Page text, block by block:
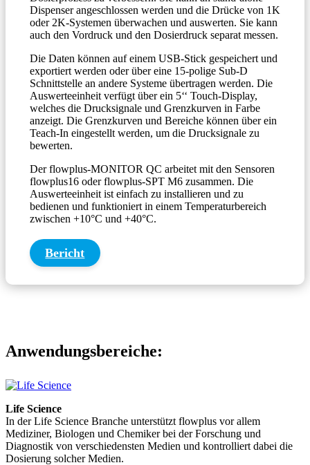
Dispenser angeschlossen werden und die Drücke von 1K
oder 2K-Systemen überwachen und auswerten. Sie kann
auch den Vordruck und den Dosierdruck separat messen.
Die Daten können auf einem USB-Stick gespeichert und
exportiert werden oder über eine 15-polige Sub-D
Schnittstelle an andere Systeme übertragen werden. Die
Auswerteeinheit verfügt über ein 5‘‘ Touch-Display,
welches die Drucksignale und Grenzkurven in Farbe
anzeigt. Die Grenzkurven und Bereiche können über ein
Teach-In eingestellt werden, um die Drucksignale zu
bewerten.
Der flowplus-MONITOR QC arbeitet mit den Sensoren
flowplus16 oder flowplus-SPT M6 zusammen. Die
Auswerteeinheit ist einfach zu installieren und zu
bedienen und funktioniert in einem Temperaturbereich
zwischen +10°C und +40°C.
Bericht
Anwendungsbereiche:
Life Science
In der Life Science Branche unterstützt flowplus vor allem
Mediziner, Biologen und Chemiker bei der Forschung und
Diagnostik von verschiedensten Medien und kontrolliert dabei die
Dosierung solcher Medien.